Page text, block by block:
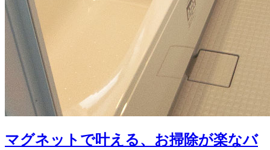
マグネットで叶える、お掃除が楽なバ